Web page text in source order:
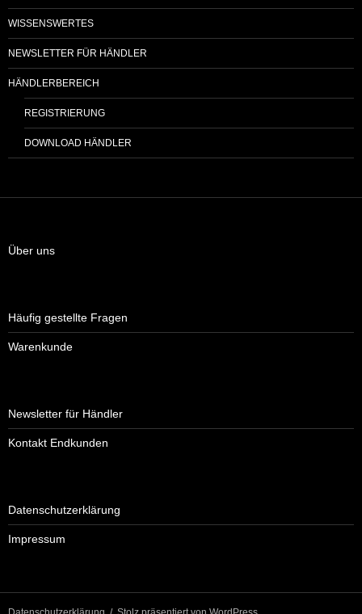
WISSENSWERTES
NEWSLETTER FÜR HÄNDLER
HÄNDLERBEREICH
REGISTRIERUNG
DOWNLOAD HÄNDLER
Über uns
Häufig gestellte Fragen
Warenkunde
Newsletter für Händler
Kontakt Endkunden
Datenschutzerklärung
Impressum